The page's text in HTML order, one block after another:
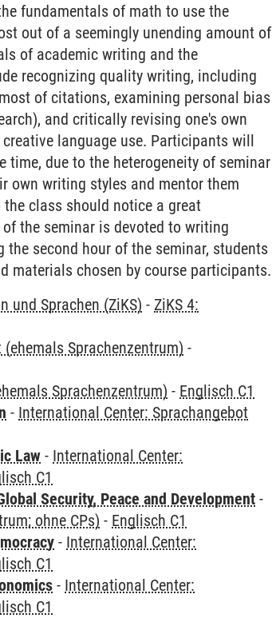
fundamentals of math to use the
out of a seemingly unending amount of
of academic writing and the
recognizing quality writing, including
of citations, examining personal bias
and critically revising one's own
language use. Participants will
due to the heterogeneity of seminar
own writing styles and mentor them
class should notice a great
the seminar is devoted to writing
second hour of the seminar, students
materials chosen by course participants.
und Sprachen (ZiKS) - ZiKS 4:
Sprachenzentrum) -
Sprachenzentrum) - Englisch C1
- International Center: Sprachangebot
Law - International Center:
C1
Security, Peace and Development -
ohne CPs) - Englisch C1
- International Center:
C1
- International Center:
C1